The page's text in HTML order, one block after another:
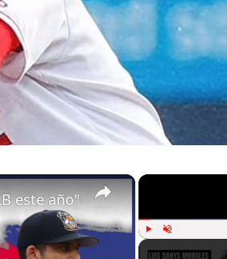
×
este año"